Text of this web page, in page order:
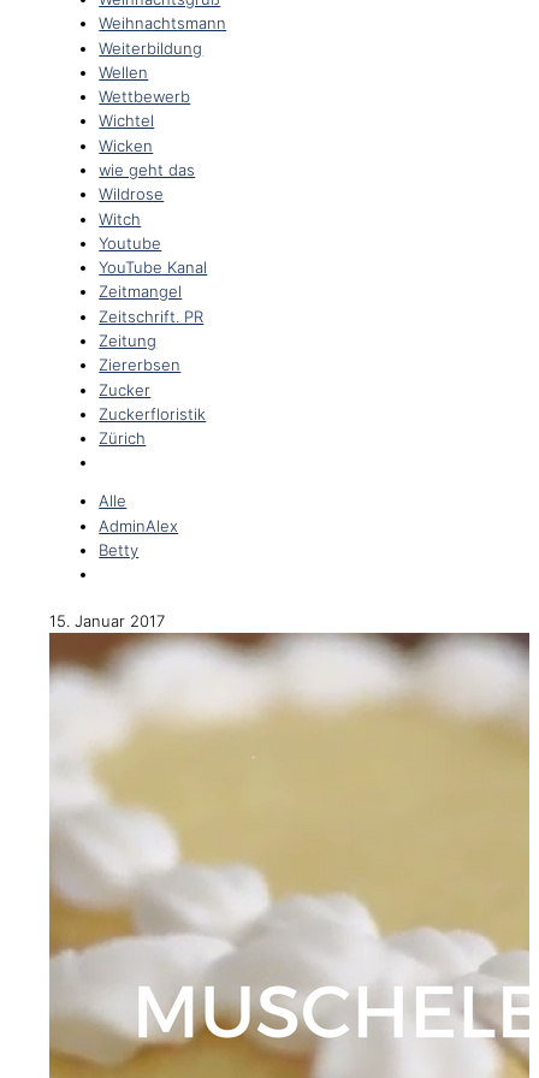
Weihnachtsmann
Weiterbildung
Wellen
Wettbewerb
Wichtel
Wicken
wie geht das
Wildrose
Witch
Youtube
YouTube Kanal
Zeitmangel
Zeitschrift. PR
Zeitung
Ziererbsen
Zucker
Zuckerfloristik
Zürich
Alle
AdminAlex
Betty
15. Januar 2017